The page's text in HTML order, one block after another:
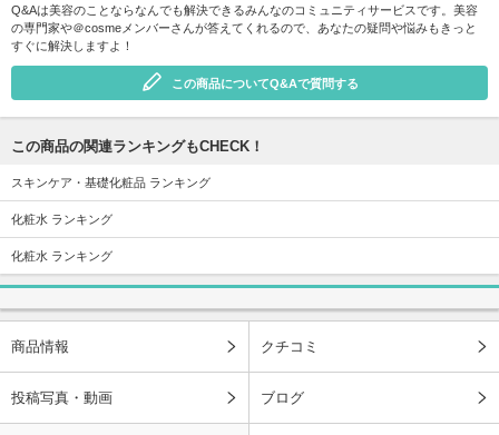
Q&Aは美容のことならなんでも解決できるみんなのコミュニティサービスです。美容
の専門家や＠cosmeメンバーさんが答えてくれるので、あなたの疑問や悩みもきっと
すぐに解決しますよ！
この商品についてQ&Aで質問する
この商品の関連ランキングもCHECK！
スキンケア・基礎化粧品 ランキング
化粧水 ランキング
化粧水 ランキング
商品情報 クチコミ
投稿写真・動画 ブログ